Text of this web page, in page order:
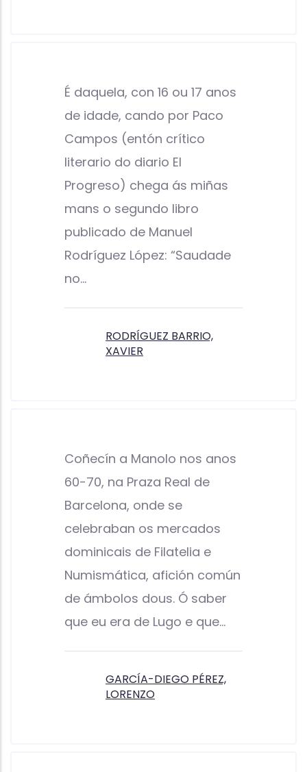
É daquela, con 16 ou 17 anos
de idade, cando por Paco
Campos (entón crítico
literario do diario El
Progreso) chega ás miñas
mans o segundo libro
publicado de Manuel
Rodríguez López: “Saudade
no…
RODRÍGUEZ BARRIO,
XAVIER
Coñecín a Manolo nos anos
60-70, na Praza Real de
Barcelona, onde se
celebraban os mercados
dominicais de Filatelia e
Numismática, afición común
de ámbolos dous. Ó saber
que eu era de Lugo e que…
GARCÍA-DIEGO PÉREZ,
LORENZO